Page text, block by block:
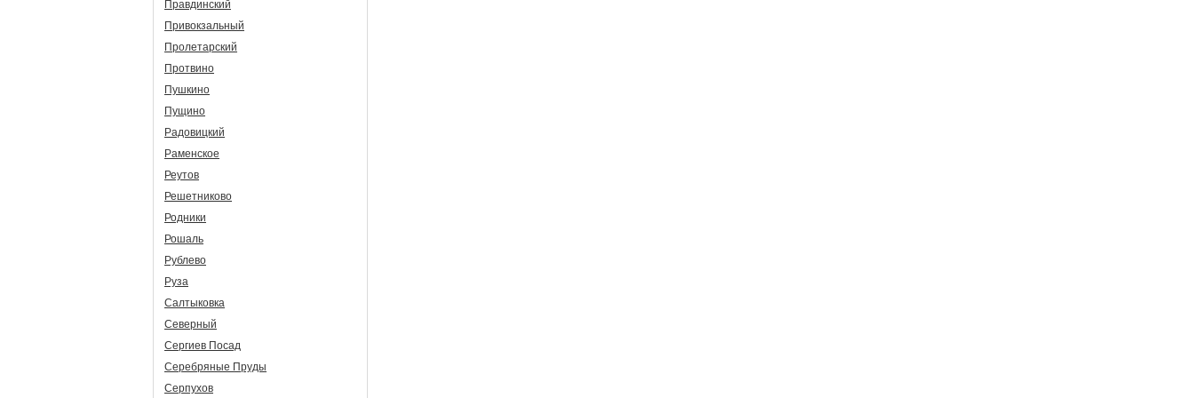
Правдинский
Привокзальный
Пролетарский
Протвино
Пушкино
Пущино
Радовицкий
Раменское
Реутов
Решетниково
Родники
Рошаль
Рублево
Руза
Салтыковка
Северный
Сергиев Посад
Серебряные Пруды
Серпухов